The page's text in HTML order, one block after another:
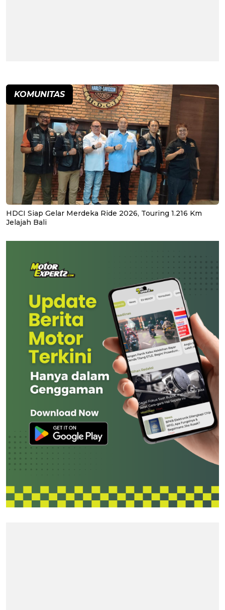
KOMUNITAS
HDCI Siap Gelar Merdeka Ride 2026, Touring 1.216 Km
Jelajah Bali